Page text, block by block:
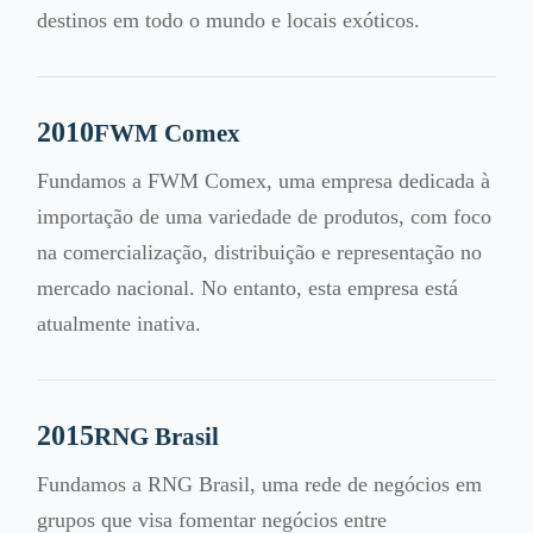
destinos em todo o mundo e locais exóticos.
2010FWM Comex
Fundamos a FWM Comex, uma empresa dedicada à
importação de uma variedade de produtos, com foco
na comercialização, distribuição e representação no
mercado nacional. No entanto, esta empresa está
atualmente inativa.
2015RNG Brasil
Fundamos a RNG Brasil, uma rede de negócios em
grupos que visa fomentar negócios entre